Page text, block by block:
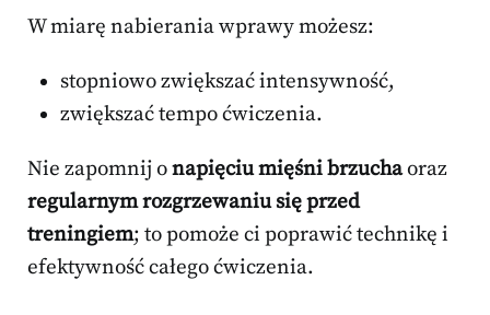
W miarę nabierania wprawy możesz:
stopniowo zwiększać intensywność,
zwiększać tempo ćwiczenia.
Nie zapomnij onapięciu mięśni brzuchaoraz
regularnym rozgrzewaniu się przed
treningiem; to pomoże ci poprawić technikę i
efektywność całego ćwiczenia.